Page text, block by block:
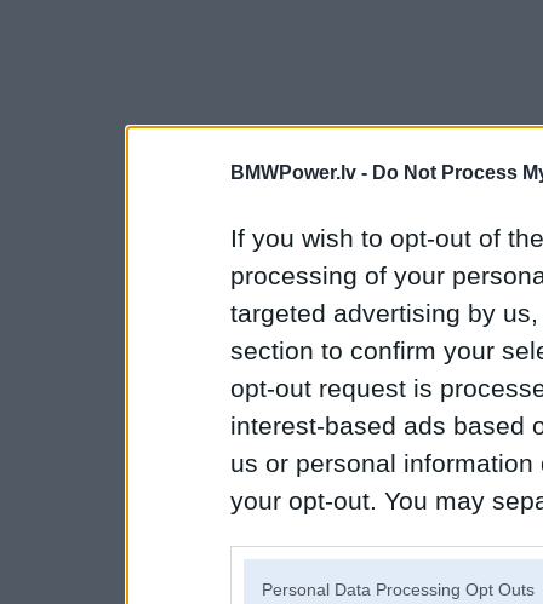
BMWPower.lv - Do Not Process
If you wish to opt-out of
processing of your
targeted advertising by
section to confirm your
opt-out request is
interest-based ads based
us or personal
your opt-out. You may
Personal Data Processing Opt Outs